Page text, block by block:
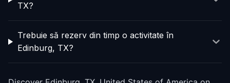
TX?
Trebuie să rezerv din timp o activitate în
Edinburg, TX?